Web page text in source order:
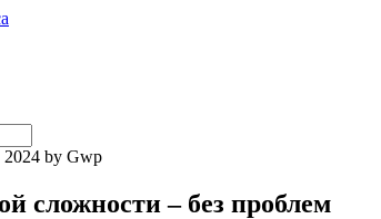
2024 by Gwp
сложности – без проблем